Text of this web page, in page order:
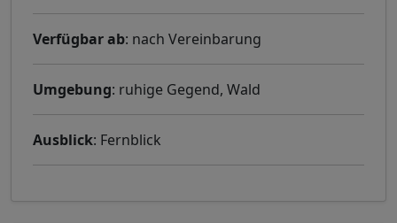
Verfügbar ab: nach Vereinbarung
Umgebung: ruhige Gegend, Wald
Ausblick: Fernblick